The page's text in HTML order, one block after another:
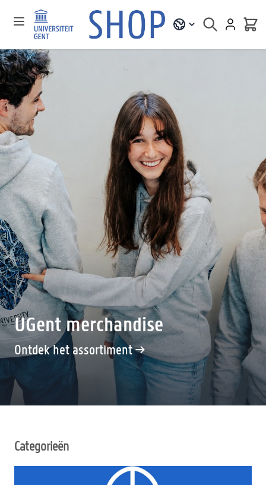
UGent merchandise
Ontdek het assortiment →
Categorieën